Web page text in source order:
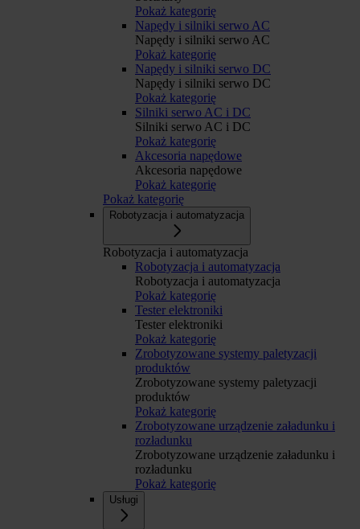
Pokaż kategorię
Napędy i silniki serwo AC
Napędy i silniki serwo AC
Pokaż kategorię
Napędy i silniki serwo DC
Napędy i silniki serwo DC
Pokaż kategorię
Silniki serwo AC i DC
Silniki serwo AC i DC
Pokaż kategorię
Akcesoria napędowe
Akcesoria napędowe
Pokaż kategorię
Pokaż kategorię
Robotyzacja i automatyzacja
Robotyzacja i automatyzacja
Robotyzacja i automatyzacja
Robotyzacja i automatyzacja
Pokaż kategorię
Tester elektroniki
Tester elektroniki
Pokaż kategorię
Zrobotyzowane systemy paletyzacji
produktów
Zrobotyzowane systemy paletyzacji
produktów
Pokaż kategorię
Zrobotyzowane urządzenie załadunku i
rozładunku
Zrobotyzowane urządzenie załadunku i
rozładunku
Pokaż kategorię
Usługi